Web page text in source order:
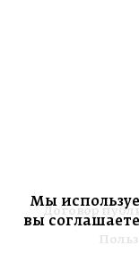
Мы
вы
Договор